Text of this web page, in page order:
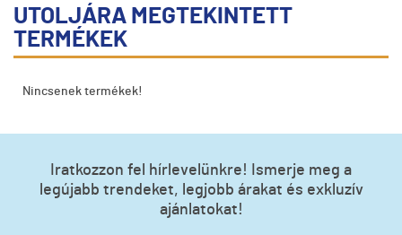
UTOLJÁRA MEGTEKINTETT
TERMÉKEK
Nincsenek termékek!
Iratkozzon fel hírlevelünkre! Ismerje meg a
legújabb trendeket, legjobb árakat és exkluzív
ajánlatokat!